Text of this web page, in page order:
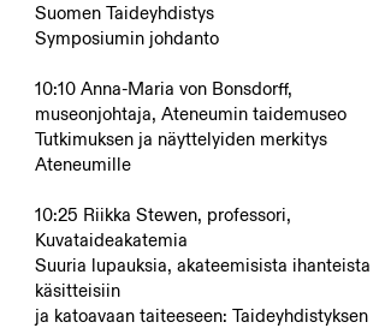
Suomen Taideyhdistys
Symposiumin johdanto
10:10 Anna-Maria von Bonsdorff,
museonjohtaja, Ateneumin taidemuseo
Tutkimuksen ja näyttelyiden merkitys
Ateneumille
10:25 Riikka Stewen, professori,
Kuvataideakatemia
Suuria lupauksia, akateemisista ihanteista
käsitteisiin
ja katoavaan taiteeseen: Taideyhdistyksen